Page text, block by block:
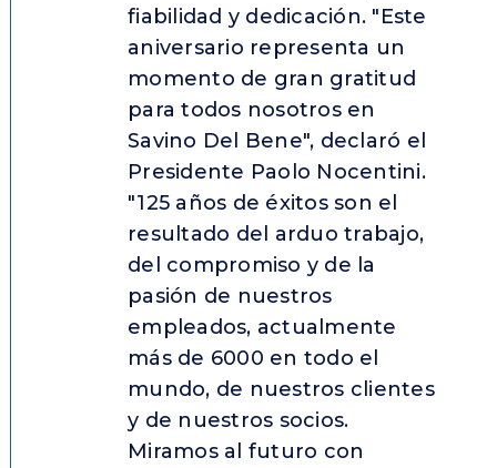
fiabilidad y dedicación. "Este
aniversario representa un
momento de gran gratitud
para todos nosotros en
Savino Del Bene", declaró el
Presidente Paolo Nocentini.
"125 años de éxitos son el
resultado del arduo trabajo,
del compromiso y de la
pasión de nuestros
empleados, actualmente
más de 6000 en todo el
mundo, de nuestros clientes
y de nuestros socios.
Miramos al futuro con